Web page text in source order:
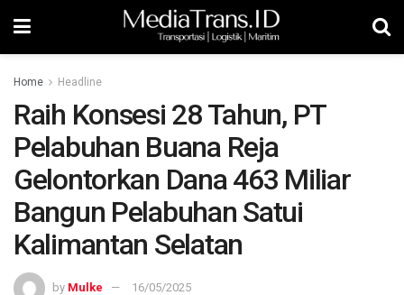
Home Headline
Raih Konsesi 28 Tahun, PT
Pelabuhan Buana Reja
Gelontorkan Dana 463 Miliar
Bangun Pelabuhan Satui
Kalimantan Selatan
by Mulke 16/05/2025